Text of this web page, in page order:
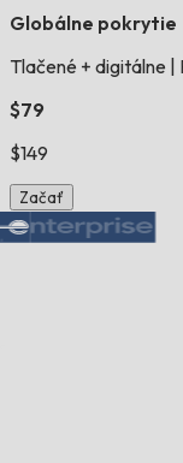
Globálne pokrytie
Tlačené + digitálne
$79
$149
Začať